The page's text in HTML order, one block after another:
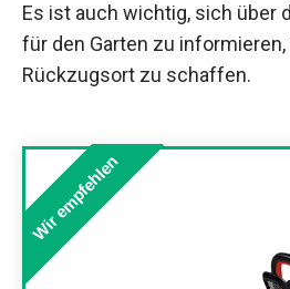
Es ist auch wichtig, sich über
für den Garten zu
Rückzugsort zu schaffen.
Wir empfehlen